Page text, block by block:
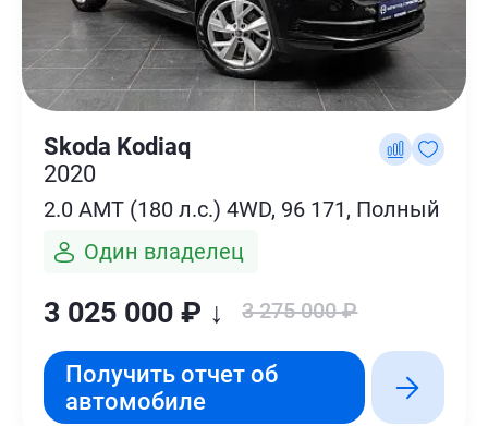
Skoda Kodiaq
2020
2.0 AMT (180 л.с.) 4WD, 96 171, Полный
Один владелец
3 025 000 ₽ ↓ 3 275 000 ₽
Получить отчет об
автомобиле